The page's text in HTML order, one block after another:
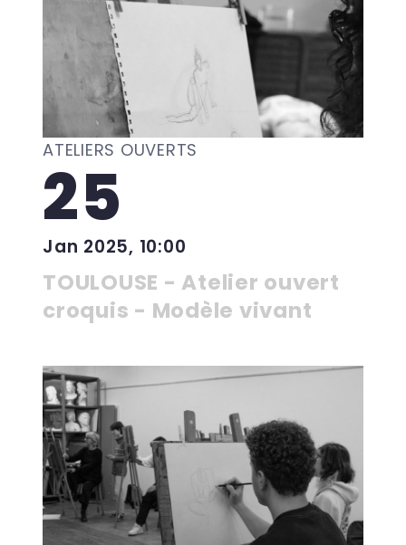
ATELIERS OUVERTS
25
Jan 2025, 10:00
TOULOUSE - Atelier ouvert
croquis - Modèle vivant